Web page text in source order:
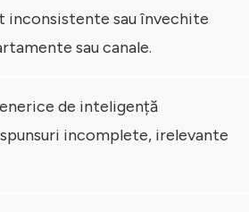
inconsistente sau învechite
sau canale.
de inteligență
incomplete, irelevante